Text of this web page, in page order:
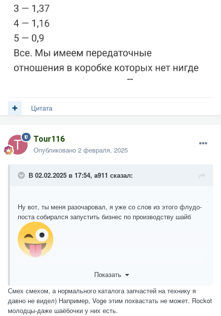
Цитата
Tour116
Опубликовано 2 февраля, 2025
В 02.02.2025 в 17:54, a911 сказал:
Ну вот, ты меня разочаровал, я уже со слов из этого флудо-
поста собирался запустить бизнес по производству шайб
Показать
Смех смехом, а нормального каталога запчастей на технику я
давно не видел) Например, Voge этим похвастать не может. Rockot
молодцы-даже шаёбочки у них есть.